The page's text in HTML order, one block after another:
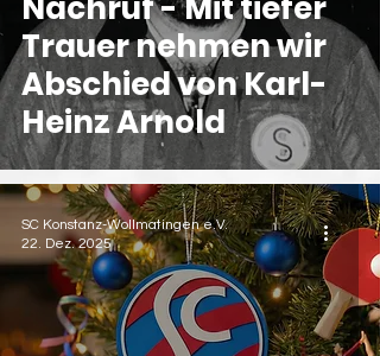
Trauer nehmen wir
Abschied von Karl-
Heinz Arnold
SC Konstanz-Wollmatingen e.V.
22. Dez. 2025